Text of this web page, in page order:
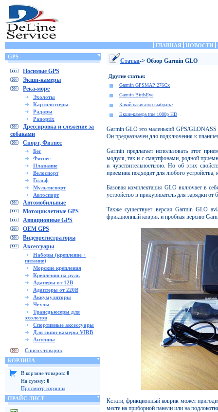
ГЛАВНАЯ НОВОСТИ
GPS
Носимые GPS
Экшн-камеры
Река-море
Эхолоты
Картплоттеры
Радары
Panoptix
Дрессировка и слежение за
собаками
Спорт, Фитнес
Бег
Фитнес
Плавание
Велоспорт
Гольф
Мультиспорт
Автоспорт
Автомобильные
Мотоциклетные GPS
Авиационные GPS
OEM GPS
Видеорегистраторы
Аксессуары
Наборы (крепление +
питание)
Морские крепления
Крепления на руль
Адаперы от 12В
Адаптеры от 220В
Аккумуляторы
Чехлы
Трансдьюсеры для
эхолотов
Спортивные аксессуары
Для экшн-камеры VIRB
Антенны
Список товаров
КОРЗИНА
В корзине товаров: 0
На сумму: 0
Просмотр корзины
ПРАЙС ЛИСТ
Статьи-> Обзор Garmin GLO
Другие статьи:
Garmin GPSMAP 276Cx
Garmin BirdsEye
Какой навигатор выбрать?
Экшн-камера true 1080p HD
Garmin GLO это маленький GPS/GLONASS
Он предназначен для подключения к
Garmin предлагает использовать этот
модуля, так и с смартфонами, родной
и чувствительностьюю. Но об этих
приемник подходит для любого
Базовая комплектация GLO включает в
устройство в прикуриватель для зарядки от
Также существует версия Garmin GLO
фрикционный коврик и пробная версию
Кстати, фрикционный коврик может
месте на приборной панели или на